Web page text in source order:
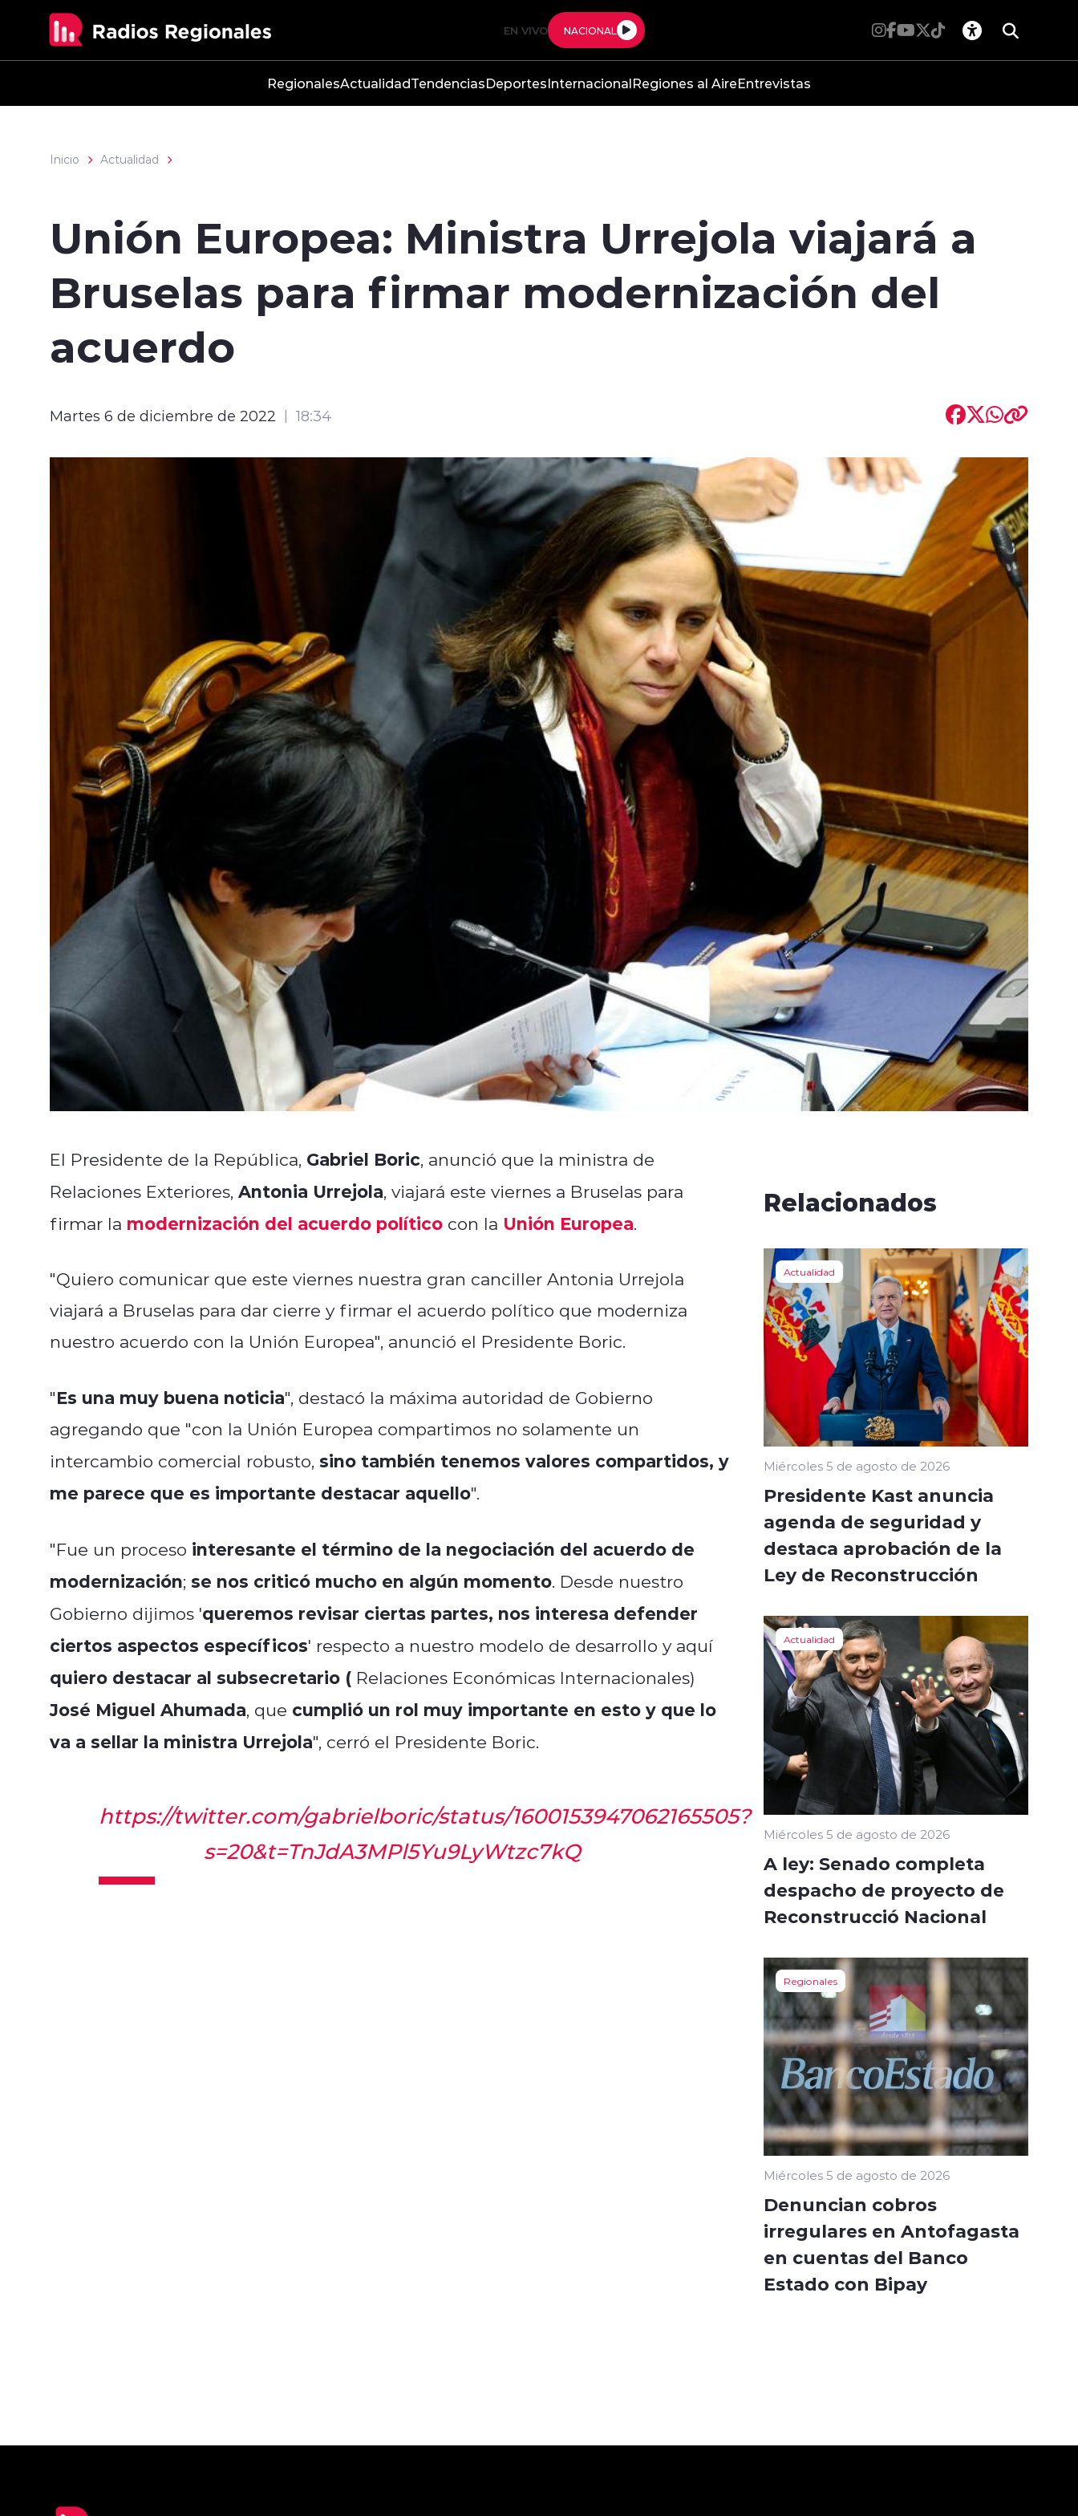
EN VIVO NACIONAL
RegionalesActualidadTendenciasDeportesInternacionalRegiones al AireEntrevistas
Inicio Actualidad
Unión Europea: Ministra Urrejola viajará a
Bruselas para firmar modernización del
acuerdo
Martes 6 de diciembre de 2022 18:34
El Presidente de la República, Gabriel Boric, anunció que la ministra de
Relaciones Exteriores, Antonia Urrejola, viajará este viernes a Bruselas para
firmar la modernización del acuerdo político con la Unión Europea.
"Quiero comunicar que este viernes nuestra gran canciller Antonia Urrejola
viajará a Bruselas para dar cierre y firmar el acuerdo político que moderniza
nuestro acuerdo con la Unión Europea", anunció el Presidente Boric.
"Es una muy buena noticia", destacó la máxima autoridad de Gobierno
agregando que "con la Unión Europea compartimos no solamente un
intercambio comercial robusto, sino también tenemos valores compartidos, y
me parece que es importante destacar aquello".
"Fue un proceso interesante el término de la negociación del acuerdo de
modernización; se nos criticó mucho en algún momento. Desde nuestro
Gobierno dijimos 'queremos revisar ciertas partes, nos interesa defender
ciertos aspectos específicos' respecto a nuestro modelo de desarrollo y aquí
quiero destacar al subsecretario ( Relaciones Económicas Internacionales)
José Miguel Ahumada, que cumplió un rol muy importante en esto y que lo
va a sellar la ministra Urrejola", cerró el Presidente Boric.
https://twitter.com/gabrielboric/status/1600153947062165505?
s=20&t=TnJdA3MPl5Yu9LyWtzc7kQ
Relacionados
Actualidad
Miércoles 5 de agosto de 2026
Presidente Kast anuncia
agenda de seguridad y
destaca aprobación de la
Ley de Reconstrucción
Actualidad
Miércoles 5 de agosto de 2026
A ley: Senado completa
despacho de proyecto de
Reconstrucció Nacional
Regionales
Miércoles 5 de agosto de 2026
Denuncian cobros
irregulares en Antofagasta
en cuentas del Banco
Estado con Bipay